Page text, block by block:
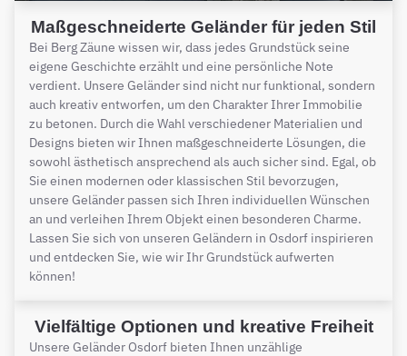
Maßgeschneiderte Geländer für jeden Stil
Bei Berg Zäune wissen wir, dass jedes Grundstück seine
eigene Geschichte erzählt und eine persönliche Note
verdient. Unsere Geländer sind nicht nur funktional, sondern
auch kreativ entworfen, um den Charakter Ihrer Immobilie
zu betonen. Durch die Wahl verschiedener Materialien und
Designs bieten wir Ihnen maßgeschneiderte Lösungen, die
sowohl ästhetisch ansprechend als auch sicher sind. Egal, ob
Sie einen modernen oder klassischen Stil bevorzugen,
unsere Geländer passen sich Ihren individuellen Wünschen
an und verleihen Ihrem Objekt einen besonderen Charme.
Lassen Sie sich von unseren Geländern in Osdorf inspirieren
und entdecken Sie, wie wir Ihr Grundstück aufwerten
können!
Vielfältige Optionen und kreative Freiheit
Unsere Geländer Osdorf bieten Ihnen unzählige